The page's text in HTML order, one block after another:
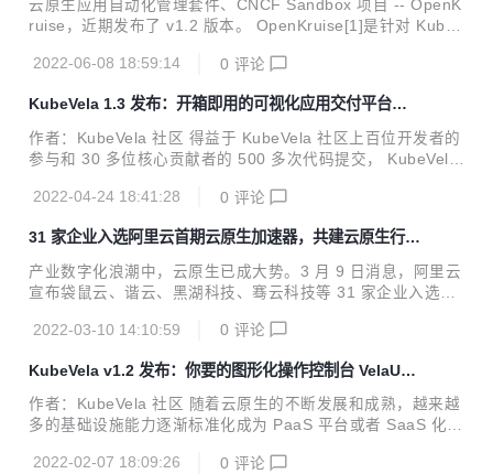
态已经形成。然而在 Kubernetes 大行其道的今天，IaC 被冠
以更广大的想象空间，Terraform IaC 能力和生态成果如果融
入 Kubernetes 世界，我们认为这...
云原生应用自动化管理套件、CNCF Sandbox 项目 -- OpenK
ruise，近期发布了 v1.2 版本。 OpenKruise[1]是针对 Kuber
维、稳定性防护等领域。所有的功能都通过 CRD 等标准方式
单条 helm 命令即可完成 Kruise 的一键部署，无需更多配
置。 版本解析 在 v1.2 版本中，OpenKruise 提供了一个名为
PersistentPodState 的新 CRD 和控制器，在 CloneSet statu
2022-06-08 18:59:14 0 评论
KubeVela 1.3 发布：开箱即用的可视化应用交付平台引
入插件生态、权限认证、版本化等企业级新特性
作者：KubeVela 社区 得益于 KubeVela 社区上百位开发者的
参与和 30 多位核心贡献者的 500 多次代码提交， KubeVela
版本在 OAM 核心引擎（Vela Core），可视化应用交付平台
些特性的诞生均源自于阿里巴巴、LINE、招商银行、爱奇艺等
社区用户大量的深度实践，最终贡献到 KubeVela 项目中，形
成大家可以开箱即用的功能。 现代化应用交付的痛点和挑战
痛点和挑战呢？ 1...
2022-04-24 18:41:28 0 评论
31 家企业入选阿里云首期云原生加速器，共建云原生行业
新生态
产业数字化浪潮中，云原生已成大势。3 月 9 日消息，阿里云
宣布袋鼠云、谐云、黑湖科技、骞云科技等 31 家企业入选阿
1/5 企业为 C 轮及以上。入选企业总估值超过 338 亿，覆盖
业新生态，共同实现云原生技术升级。 据悉，阿里云在 2021
年启动了云原生加速器计划，致力于发掘和寻找云原生领域优
秀的创新企业，帮助企业破解成长密码。在为期一年的加速成
接，开放阿里云生态和业务资源，提供技术和产品支持，链接
2022-03-10 14:10:59 0 评论
KubeVela v1.2 发布：你要的图形化操作控制台 VelaUX
终于来了！
作者：KubeVela 社区 随着云原生的不断发展和成熟，越来越
多的基础设施能力逐渐标准化成为 PaaS 平台或者 SaaS 化产
发、测试一直到运维、基础设施全部分多种角色系统完成。如
2022-02-07 18:09:26 0 评论